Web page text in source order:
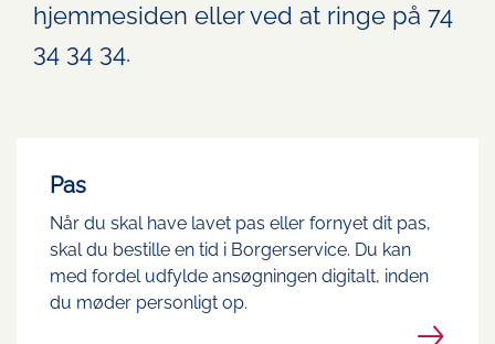
hjemmesiden eller ved at ringe på 74
34 34 34.
Pas
Når du skal have lavet pas eller fornyet dit pas,
skal du bestille en tid i Borgerservice. Du kan
med fordel udfylde ansøgningen digitalt, inden
du møder personligt op.